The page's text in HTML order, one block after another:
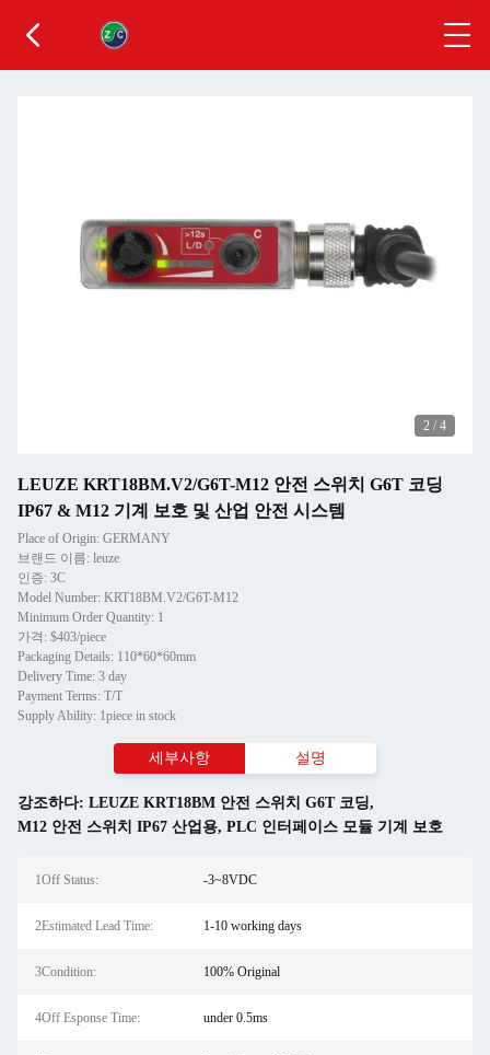
2 / 4
LEUZE KRT18BM.V2/G6T-M12 안전 스위치 G6T 코딩
IP67 & M12 기계 보호 및 산업 안전 시스템
Place of Origin: GERMANY
브랜드 이름: leuze
인증: 3C
Model Number: KRT18BM.V2/G6T-M12
Minimum Order Quantity: 1
가격: $403/piece
Packaging Details: 110*60*60mm
Delivery Time: 3 day
Payment Terms: T/T
Supply Ability: 1piece in stock
세부사항 설명
강조하다: LEUZE KRT18BM 안전 스위치 G6T 코딩,
M12 안전 스위치 IP67 산업용, PLC 인터페이스 모듈 기계 보호
1Off Status: -3~8VDC
2Estimated Lead Time: 1-10 working days
3Condition: 100% Original
4Off Esponse Time: under 0.5ms